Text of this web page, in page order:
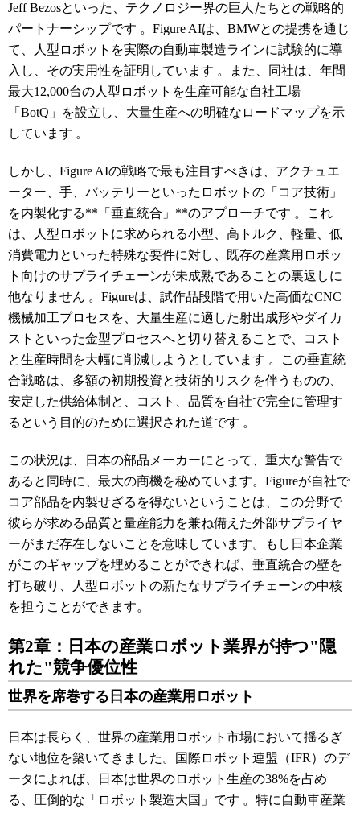
Jeff Bezosといった、テクノロジー界の巨人たちとの戦略的
パートナーシップです 。Figure AIは、BMWとの提携を通じ
て、人型ロボットを実際の自動車製造ラインに試験的に導
入し、その実用性を証明しています 。また、同社は、年間
最大12,000台の人型ロボットを生産可能な自社工場
「BotQ」を設立し、大量生産への明確なロードマップを示
しています 。
しかし、Figure AIの戦略で最も注目すべきは、アクチュエ
ーター、手、バッテリーといったロボットの「コア技術」
を内製化する**「垂直統合」**のアプローチです 。これ
は、人型ロボットに求められる小型、高トルク、軽量、低
消費電力といった特殊な要件に対し、既存の産業用ロボッ
ト向けのサプライチェーンが未成熟であることの裏返しに
他なりません 。Figureは、試作品段階で用いた高価なCNC
機械加工プロセスを、大量生産に適した射出成形やダイカ
ストといった金型プロセスへと切り替えることで、コスト
と生産時間を大幅に削減しようとしています 。この垂直統
合戦略は、多額の初期投資と技術的リスクを伴うものの、
安定した供給体制と、コスト、品質を自社で完全に管理す
るという目的のために選択された道です 。
この状況は、日本の部品メーカーにとって、重大な警告で
あると同時に、最大の商機を秘めています。Figureが自社で
コア部品を内製せざるを得ないということは、この分野で
彼らが求める品質と量産能力を兼ね備えた外部サプライヤ
ーがまだ存在しないことを意味しています。もし日本企業
がこのギャップを埋めることができれば、垂直統合の壁を
打ち破り、人型ロボットの新たなサプライチェーンの中核
を担うことができます。
第2章：日本の産業ロボット業界が持つ"隠
れた"競争優位性
世界を席巻する日本の産業用ロボット
日本は長らく、世界の産業用ロボット市場において揺るぎ
ない地位を築いてきました。国際ロボット連盟（IFR）のデ
ータによれば、日本は世界のロボット生産の38%を占め
る、圧倒的な「ロボット製造大国」です 。特に自動車産業